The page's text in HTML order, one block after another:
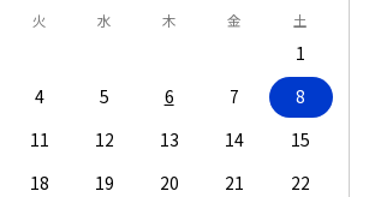
火 水 木 金 土
1
4 5 6 7
8
11 12 13 14
15
18 19 20 21
22